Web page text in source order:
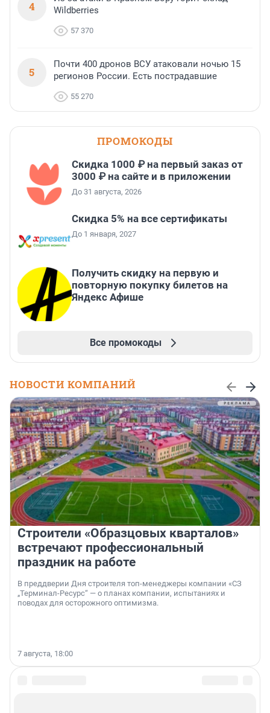
4
Wildberries
57 370
5
Почти 400 дронов ВСУ атаковали ночью 15
регионов России. Есть пострадавшие
55 270
ПРОМОКОДЫ
Скидка 1000 ₽ на первый заказ от
3000 ₽ на сайте и в приложении
До 31 августа, 2026
Скидка 5% на все сертификаты
До 1 января, 2027
Получить скидку на первую и
повторную покупку билетов на
Яндекс Афише
Все промокоды
НОВОСТИ КОМПАНИЙ
Строители «Образцовых кварталов»
встречают профессиональный
праздник на работе
В преддверии Дня строителя топ-менеджеры компании «СЗ
„Терминал-Ресурс“ — о планах компании, испытаниях и
поводах для осторожного оптимизма.
7 августа, 18:00